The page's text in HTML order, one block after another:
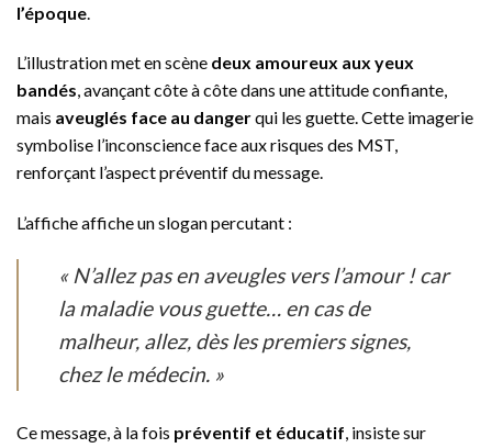
l’époque
L’illustration met en scène deux amoureux aux yeux
bandés, avançant côte à côte dans une attitude confiante,
mais aveuglés face au dangerqui les guette. Cette imagerie
symbolise l’inconscience face aux risques des MST,
renforçant l’aspect préventif du message.
L’affiche affiche un slogan percutant :
« N’allez pas en aveugles vers l’amour ! car
la maladie vous guette… en cas de
malheur, allez, dès les premiers signes,
chez le médecin. »
Ce message, à la fois préventif et éducatif, insiste sur